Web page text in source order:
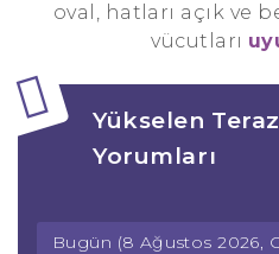
oval, hatları açık ve
vücutları
Yükselen
Yorumları
Bugün (8 Ağustos 2026,